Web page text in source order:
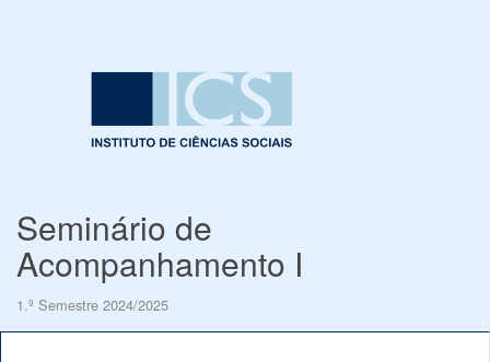
Seminário de
Acompanhamento I
1.º Semestre 2024/2025